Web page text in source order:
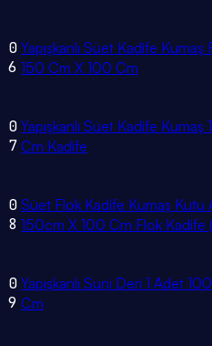
0
6
Yapışkanlı Süet Kadife Kumaş
150 Cm X 100 Cm
0
7
Yapışkanlı Süet Kadife
Cm Kadife
0
8
Süet Flok Kadife Kumaş Kutu
150cm X 100 Cm Flok Kadife
0
9
Yapışkanlı Suni Deri 1 Adet
Cm